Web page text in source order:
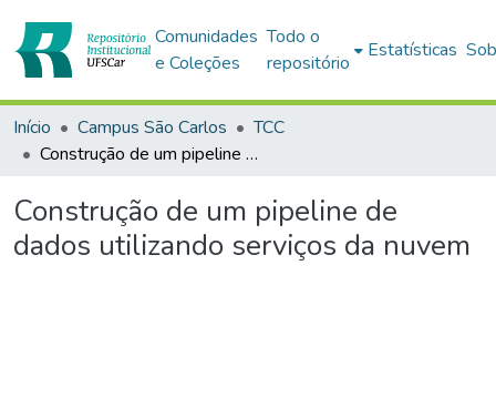
Comunidades
e Coleções
Todo o
repositório
Estatísticas
Início Campus São Carlos
TCC
Construção de um pipeline de dados utilizando serviços da nuvem
Construção de um pipeline de
dados utilizando serviços da nuvem